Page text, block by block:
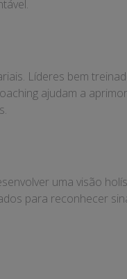
Líderes bem
ajudam a
uma visão
para reconhecer